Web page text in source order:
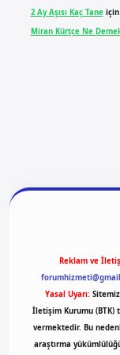
2 Ay Aşısı Kaç Taneiçin
Miran Kürtçe Ne
Reklam ve
Yasal Uyarı:
İletişim Kurumu (BTK)
vermektedir. Bu
araştırma